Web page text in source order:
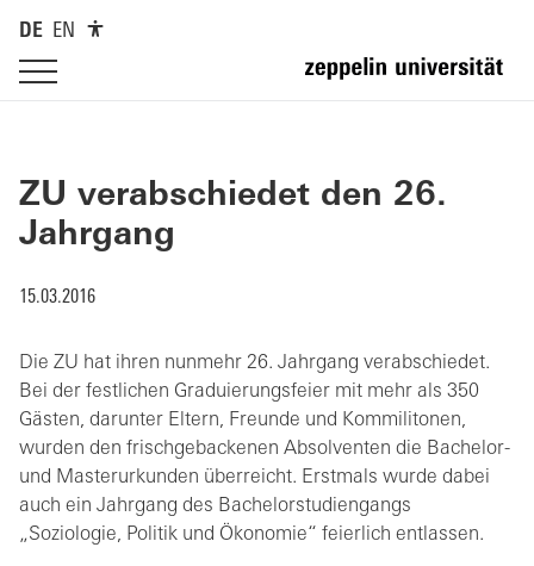
DE EN
ZU verabschiedet den 26.
Jahrgang
15.03.2016
Die ZU hat ihren nunmehr 26. Jahrgang verabschiedet.
Bei der festlichen Graduierungsfeier mit mehr als 350
Gästen, darunter Eltern, Freunde und Kommilitonen,
wurden den frischgebackenen Absolventen die Bachelor-
und Masterurkunden überreicht. Erstmals wurde dabei
auch ein Jahrgang des Bachelorstudiengangs
„Soziologie, Politik und Ökonomie“ feierlich entlassen.